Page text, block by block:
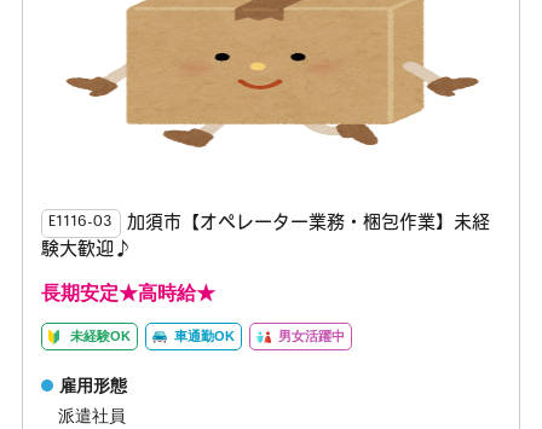
E1116-03
加須市【オペレーター業務・梱包作業】未経
験大歓迎♪
長期安定★高時給★
未経験OK 車通勤OK 男女活躍中
雇用形態
派遣社員